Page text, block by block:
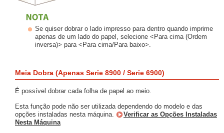
Se quiser dobrar o lado impresso para dentro quando imprime
apenas de um lado do papel, selecione <Para cima (Ordem
inversa)> para <Para cima/Para baixo>.
Meia Dobra (Apenas Serie 8900 / Serie 6900)
É possível dobrar cada folha de papel ao meio.
Esta função pode não ser utilizada dependendo do modelo e das
opções instaladas nesta máquina.
Verificar as Opções Instaladas
Nesta Máquina